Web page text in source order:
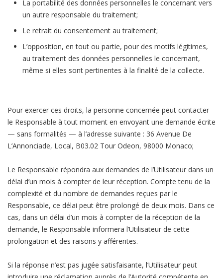
La portabilité des données personnelles le concernant vers
un autre responsable du traitement;
Le retrait du consentement au traitement;
L’opposition, en tout ou partie, pour des motifs légitimes,
au traitement des données personnelles le concernant,
même si elles sont pertinentes à la finalité de la collecte.
Pour exercer ces droits, la personne concernée peut contacter
le Responsable à tout moment en envoyant une demande écrite
— sans formalités — à l’adresse suivante : 36 Avenue De
L’Annonciade, Local, B03.02 Tour Odeon, 98000 Monaco;
Le Responsable répondra aux demandes de l’Utilisateur dans un
délai d’un mois à compter de leur réception. Compte tenu de la
complexité et du nombre de demandes reçues par le
Responsable, ce délai peut être prolongé de deux mois. Dans ce
cas, dans un délai d’un mois à compter de la réception de la
demande, le Responsable informera l’Utilisateur de cette
prolongation et des raisons y afférentes.
Si la réponse n’est pas jugée satisfaisante, l’Utilisateur peut